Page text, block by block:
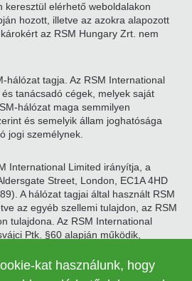
keresztül elérhető weboldalakon
hozott, illetve az azokra alapozott
az RSM Hungary Zrt. nem
hálózat tagja. Az RSM International
tanácsadó cégek, melyek saját
hálózat maga semmilyen
és semelyik állam joghatósága
jogi személynek.
International Limited irányítja, a
Street, London, EC1A 4HD
A hálózat tagjai által használt RSM
az egyéb szellemi tulajdon, az RSM
tulajdona. Az RSM International
Ptk. §60 alapján működik,
kat használunk, hogy